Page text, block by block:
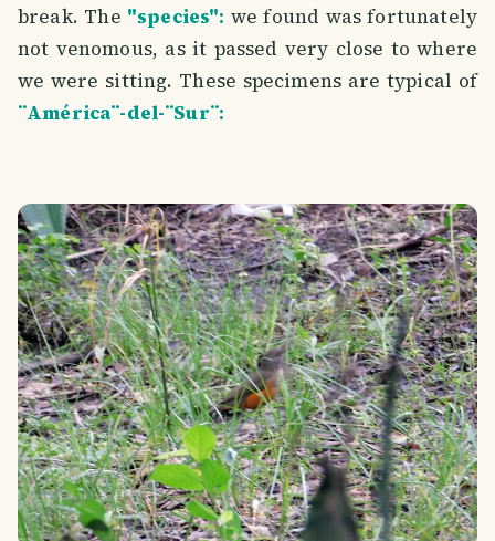
break. The "species": we found was fortunately
not venomous, as it passed very close to where
we were sitting. These specimens are typical of
¨América¨-del-¨Sur¨: